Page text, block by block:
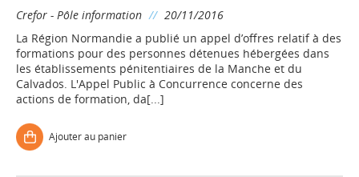
Crefor - Pôle information // 20/11/2016
La Région Normandie a publié un appel d’offres relatif à des
formations pour des personnes détenues hébergées dans
les établissements pénitentiaires de la Manche et du
Calvados. L'Appel Public à Concurrence concerne des
actions de formation, da[...]
Ajouter au panier